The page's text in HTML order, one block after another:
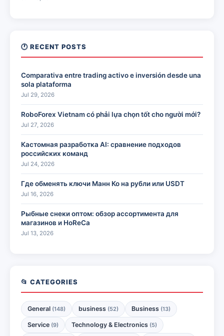
🕐 RECENT POSTS
Comparativa entre trading activo e inversión desde una
sola plataforma
Jul 29, 2026
RoboForex Vietnam có phải lựa chọn tốt cho người mới?
Jul 27, 2026
Кастомная разработка AI: сравнение подходов
российских команд
Jul 24, 2026
Где обменять ключи Манн Ко на рубли или USDT
Jul 16, 2026
Рыбные снеки оптом: обзор ассортимента для
магазинов и HoReCa
Jul 13, 2026
📂 CATEGORIES
General (148) business (52) Business (13)
Service (9) Technology & Electronics (5)